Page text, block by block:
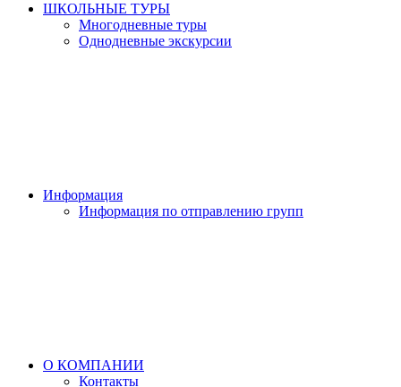
ШКОЛЬНЫЕ ТУРЫ
Многодневные туры
Однодневные экскурсии
Информация
Информация по отправлению групп
О КОМПАНИИ
Контакты